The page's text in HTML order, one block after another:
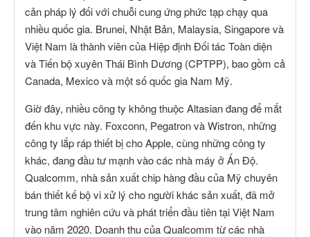
cản pháp lý đối với chuỗi cung ứng phức tạp chạy qua
nhiều quốc gia. Brunei, Nhật Bản, Malaysia, Singapore và
Việt Nam là thành viên của Hiệp định Đối tác Toàn diện
và Tiến bộ xuyên Thái Bình Dương (CPTPP), bao gồm cả
Canada, Mexico và một số quốc gia Nam Mỹ.
Giờ đây, nhiều công ty không thuộc Altasian đang để mắt
đến khu vực này. Foxconn, Pegatron và Wistron, những
công ty lắp ráp thiết bị cho Apple, cùng những công ty
khác, đang đầu tư mạnh vào các nhà máy ở Ấn Độ.
Qualcomm, nhà sản xuất chip hàng đầu của Mỹ chuyên
bán thiết kế bộ vi xử lý cho người khác sản xuất, đã mở
trung tâm nghiên cứu và phát triển đầu tiên tại Việt Nam
vào năm 2020. Doanh thu của Qualcomm từ các nhà